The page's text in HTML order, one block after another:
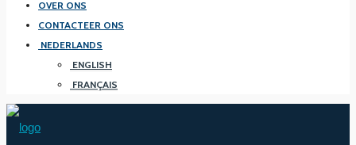
OVER ONS
CONTACTEER ONS
NEDERLANDS
ENGLISH
FRANÇAIS